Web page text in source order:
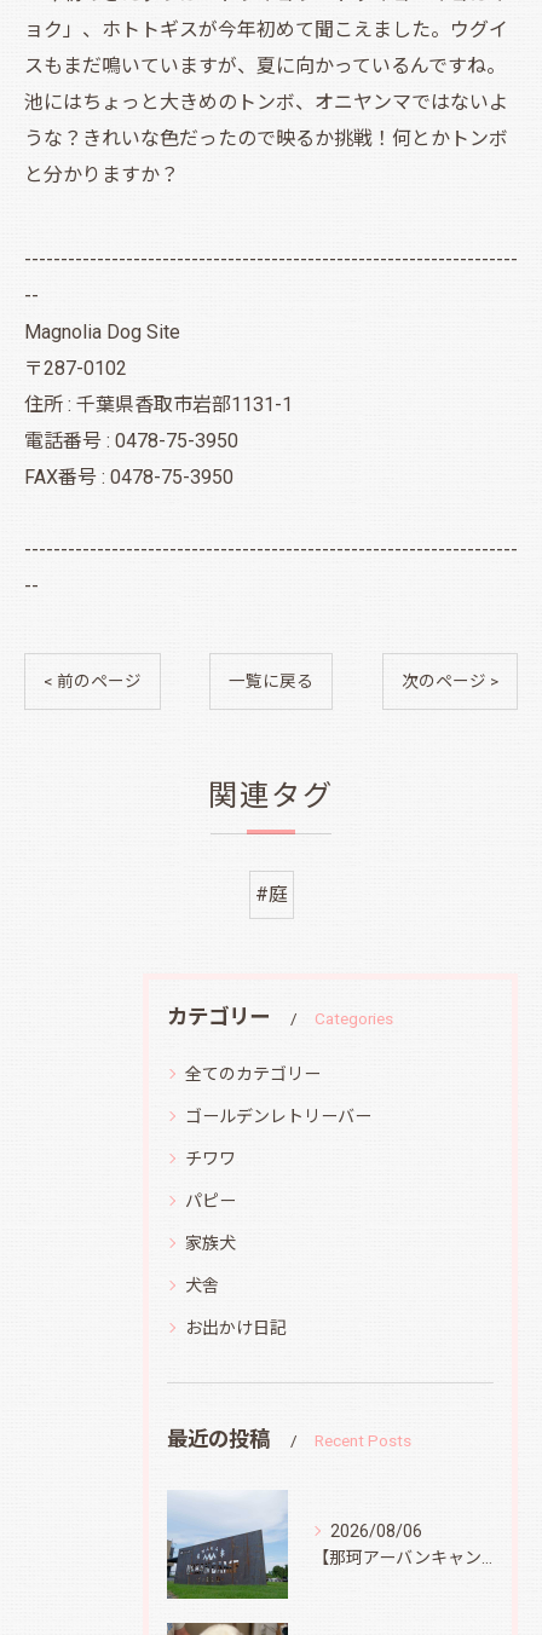
ョク」、ホトトギスが今年初めて聞こえました。ウグイ
スもまだ鳴いていますが、夏に向かっているんですね。
池にはちょっと大きめのトンボ、オニヤンマではないよ
うな？きれいな色だったので映るか挑戦！何とかトンボ
と分かりますか？
--------------------------------------------------------------------
--
Magnolia Dog Site
〒287-0102
住所 : 千葉県香取市岩部1131-1
電話番号 : 0478-75-3950
FAX番号 : 0478-75-3950
--------------------------------------------------------------------
--
< 前のページ 一覧に戻る 次のページ >
関連タグ
#庭
カテゴリー Categories
全てのカテゴリー
ゴールデンレトリーバー
チワワ
パピー
家族犬
犬舎
お出かけ日記
最近の投稿 Recent Posts
2026/08/06